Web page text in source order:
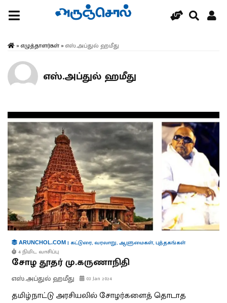
» எழுத்தாளர்கள்» எஸ்.அப்துல் ஹமீது
எஸ்.அப்துல் ஹமீது
ARUNCHOL.COM | கட்டுரை, வரலாறு,ஆளுமைகள்,புத்தகங்கள்
4 நிமிட வாசிப்பு
சோழ தூதர் மு.கருணாநிதி
எஸ்.அப்துல் ஹமீது 03 Jan 2024
தமிழ்நாட்டு அரசியலில் சோழர்களைத் தொடாத